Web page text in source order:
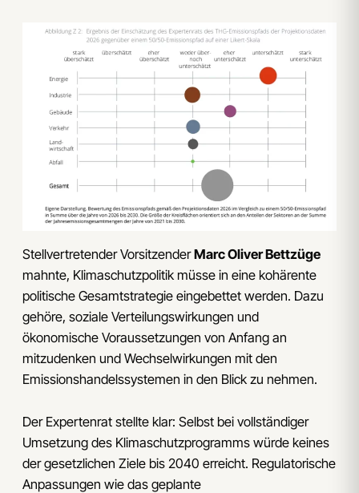
Stellvertretender VorsitzenderMarc Oliver Bettzüge
mahnte, Klimaschutzpolitik müsse in eine kohärente
politische Gesamtstrategie eingebettet werden. Dazu
gehöre, soziale Verteilungswirkungen und
ökonomische Voraussetzungen von Anfang an
mitzudenken und Wechselwirkungen mit den
Emissionshandelssystemen in den Blick zu nehmen.
Der Expertenrat stellte klar: Selbst bei vollständiger
Umsetzung des Klimaschutzprogramms würde keines
der gesetzlichen Ziele bis 2040 erreicht. Regulatorische
Anpassungen wie das geplante